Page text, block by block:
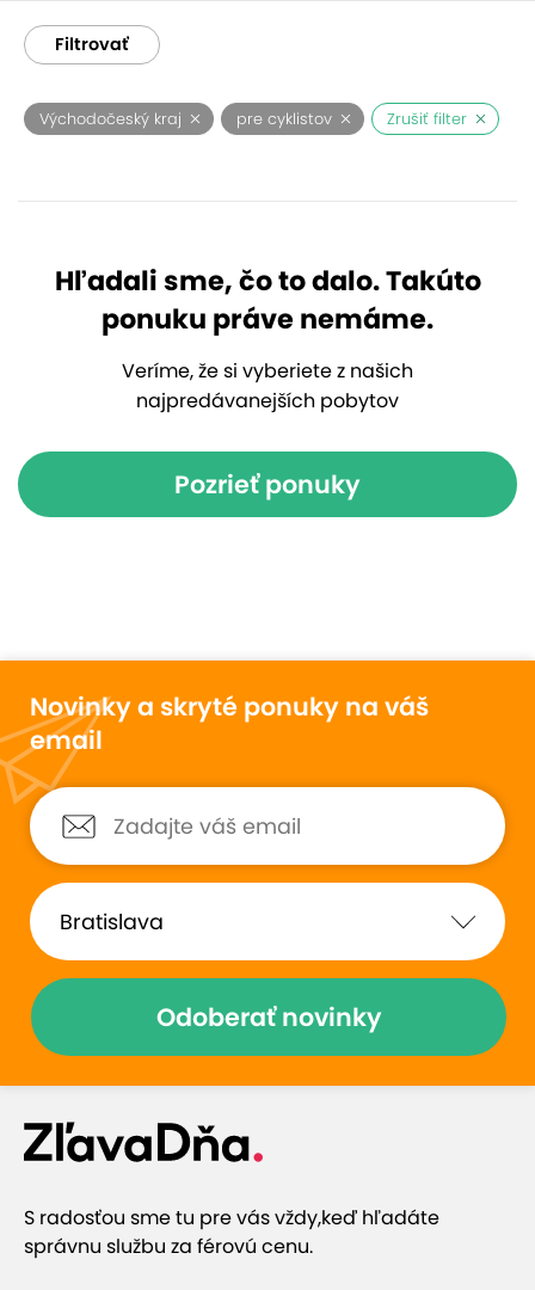
Filtrovať
Východočeský kraj pre cyklistov Zrušiť filter
Hľadali sme, čo to dalo. Takúto
ponuku práve nemáme.
Veríme, že si vyberiete z našich
najpredávanejších pobytov
Pozrieť ponuky
Novinky a skryté ponuky na váš
email
Odoberať novinky
S radosťou sme tu pre vás vždy,keď hľadáte
správnu službu za férovú cenu.